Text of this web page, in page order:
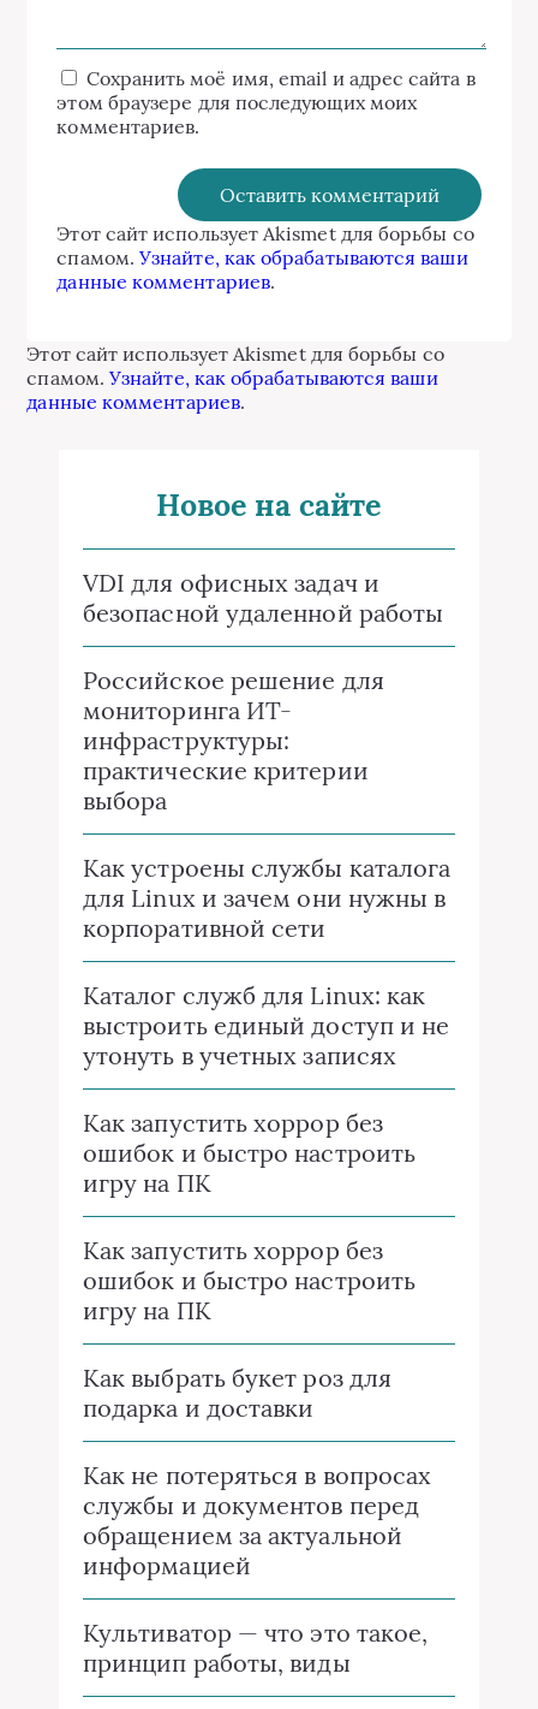
Сохранить моё имя, email и адрес сайта в
этом браузере для последующих моих
комментариев.
Этот сайт использует Akismet для борьбы со
спамом.Узнайте, как обрабатываются ваши
данные комментариев.
Этот сайт использует Akismet для борьбы со
спамом.Узнайте, как обрабатываются ваши
данные комментариев.
Новое на сайте
VDI для офисных задач и
безопасной удаленной работы
Российское решение для
мониторинга ИТ-
инфраструктуры:
практические критерии
выбора
Как устроены службы каталога
для Linux и зачем они нужны в
корпоративной сети
Каталог служб для Linux: как
выстроить единый доступ и не
утонуть в учетных записях
Как запустить хоррор без
ошибок и быстро настроить
игру на ПК
Как запустить хоррор без
ошибок и быстро настроить
игру на ПК
Как выбрать букет роз для
подарка и доставки
Как не потеряться в вопросах
службы и документов перед
обращением за актуальной
информацией
Культиватор — что это такое,
принцип работы, виды